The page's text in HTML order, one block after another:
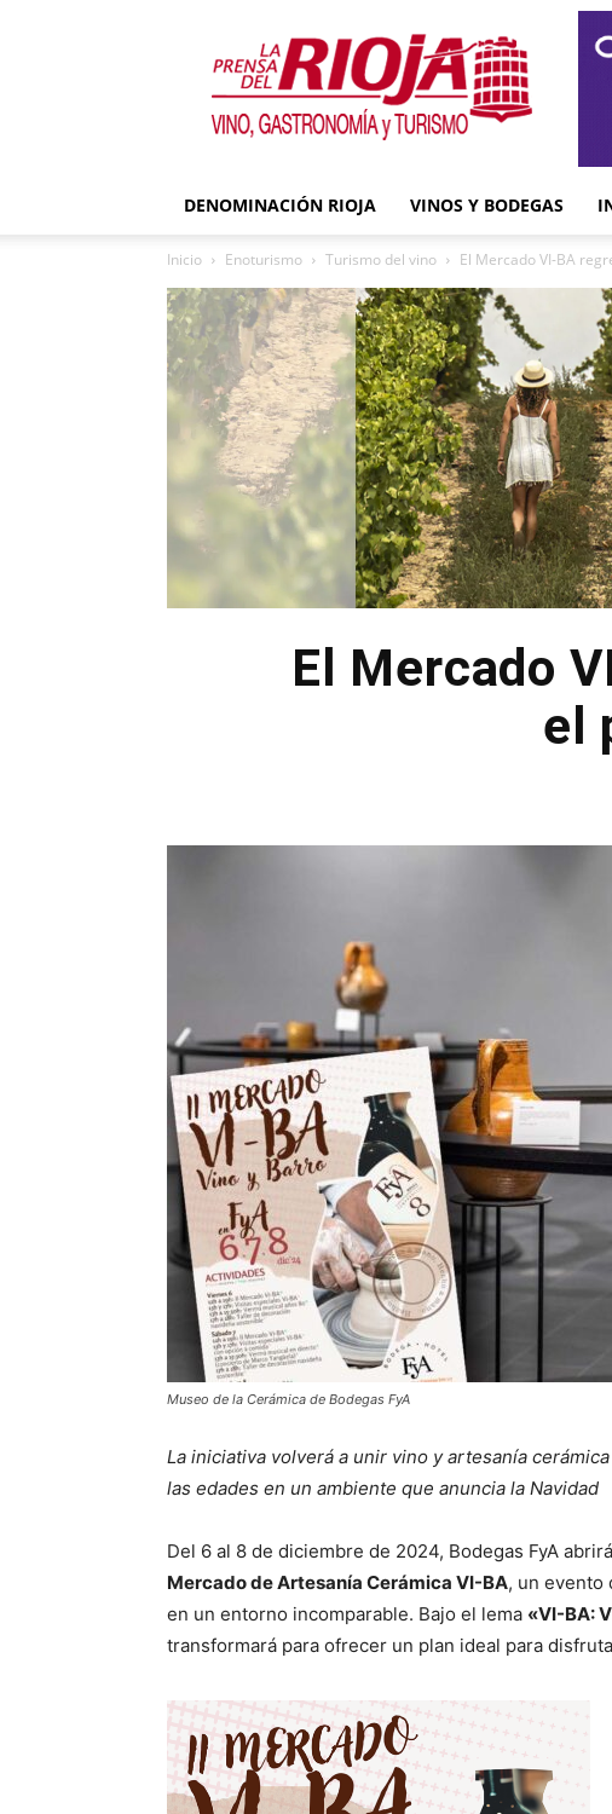
La
Prensa
del
Rioja
DENOMINACIÓN RIOJA VINOS Y BODEGAS
Inicio Enoturismo Turismo del vino El Mercado VI-BA
El Mercado
el
Museo de la Cerámica de Bodegas FyA
La iniciativa volverá a unir vino y artesanía
las edades en un ambiente que anuncia la Navidad
Del 6 al 8 de diciembre de 2024, Bodegas FyA
Mercado de Artesanía Cerámica VI-BA, un evento
en un entorno incomparable. Bajo el lema «VI-BA:
transformará para ofrecer un plan ideal para